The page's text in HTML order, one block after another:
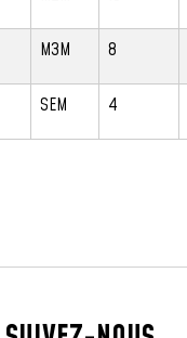
M3M 8
SEM 4